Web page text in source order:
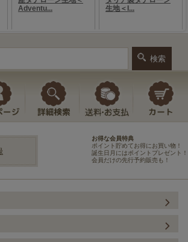
お得な会員特典
ポイント貯めてお得にお買い物！
誕生日月にはポイントプレゼント！
会員だけの先行予約販売も！